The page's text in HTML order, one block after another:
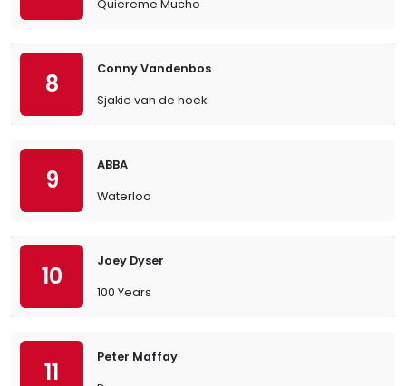
Quiereme Mucho
8
Conny Vandenbos
Sjakie van de hoek
9
ABBA
Waterloo
10
Joey Dyser
100 Years
11
Peter Maffay